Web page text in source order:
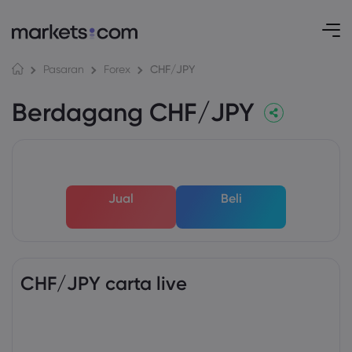
Pasaran Forex CHF/JPY
Berdagang CHF/JPY
Jual Beli
CHF/JPY carta live